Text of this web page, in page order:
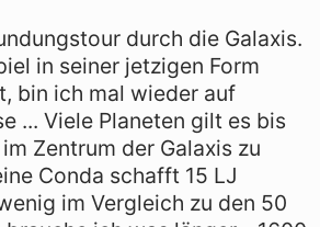
durch die Galaxis.
in seiner jetzigen Form
bin ich mal wieder auf
... Viele Planeten gilt es bis
Zentrum der Galaxis zu
Conda schafft 15 LJ
im Vergleich zu den 50